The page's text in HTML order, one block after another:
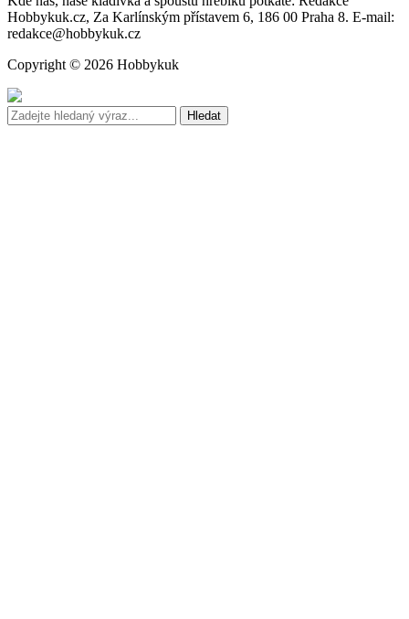
Hobbykuk.cz, Za Karlínským přístavem 6, 186 00 Praha 8. E-mail:
redakce@hobbykuk.cz
Copyright © 2026 Hobbykuk